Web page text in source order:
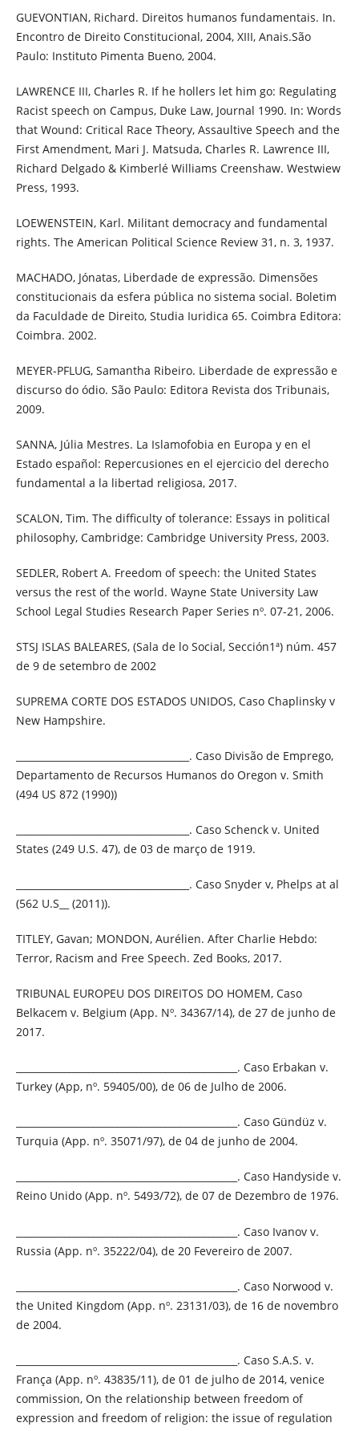
GUEVONTIAN, Richard. Direitos humanos fundamentais. In.
Encontro de Direito Constitucional, 2004, XIII, Anais.São
Paulo: Instituto Pimenta Bueno, 2004.
LAWRENCE III, Charles R. If he hollers let him go: Regulating
Racist speech on Campus, Duke Law, Journal 1990. In: Words
that Wound: Critical Race Theory, Assaultive Speech and the
First Amendment, Mari J. Matsuda, Charles R. Lawrence III,
Richard Delgado & Kimberlé Williams Creenshaw. Westwiew
Press, 1993.
LOEWENSTEIN, Karl. Militant democracy and fundamental
rights. The American Political Science Review 31, n. 3, 1937.
MACHADO, Jónatas, Liberdade de expressão. Dimensões
constitucionais da esfera pública no sistema social. Boletim
da Faculdade de Direito, Studia Iuridica 65. Coimbra Editora:
Coimbra. 2002.
MEYER-PFLUG, Samantha Ribeiro. Liberdade de expressão e
discurso do ódio. São Paulo: Editora Revista dos Tribunais,
2009.
SANNA, Júlia Mestres. La Islamofobia en Europa y en el
Estado español: Repercusiones en el ejercicio del derecho
fundamental a la libertad religiosa, 2017.
SCALON, Tim. The difficulty of tolerance: Essays in political
philosophy, Cambridge: Cambridge University Press, 2003.
SEDLER, Robert A. Freedom of speech: the United States
versus the rest of the world. Wayne State University Law
School Legal Studies Research Paper Series nº. 07-21, 2006.
STSJ ISLAS BALEARES, (Sala de lo Social, Sección1ª) núm. 457
de 9 de setembro de 2002
SUPREMA CORTE DOS ESTADOS UNIDOS, Caso Chaplinsky v
New Hampshire.
____________________________________. Caso Divisão de Emprego,
Departamento de Recursos Humanos do Oregon v. Smith
(494 US 872 (1990))
____________________________________. Caso Schenck v. United
States (249 U.S. 47), de 03 de março de 1919.
____________________________________. Caso Snyder v, Phelps at al
(562 U.S__ (2011)).
TITLEY, Gavan; MONDON, Aurélien. After Charlie Hebdo:
Terror, Racism and Free Speech. Zed Books, 2017.
TRIBUNAL EUROPEU DOS DIREITOS DO HOMEM, Caso
Belkacem v. Belgium (App. Nº. 34367/14), de 27 de junho de
2017.
______________________________________________. Caso Erbakan v.
Turkey (App, nº. 59405/00), de 06 de Julho de 2006.
______________________________________________. Caso Gündüz v.
Turquia (App. nº. 35071/97), de 04 de junho de 2004.
______________________________________________. Caso Handyside v.
Reino Unido (App. nº. 5493/72), de 07 de Dezembro de 1976.
______________________________________________. Caso Ivanov v.
Russia (App. nº. 35222/04), de 20 Fevereiro de 2007.
______________________________________________. Caso Norwood v.
the United Kingdom (App. nº. 23131/03), de 16 de novembro
de 2004.
______________________________________________. Caso S.A.S. v.
França (App. nº. 43835/11), de 01 de julho de 2014, venice
commission, On the relationship between freedom of
expression and freedom of religion: the issue of regulation